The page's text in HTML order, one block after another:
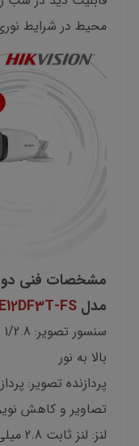
محیط در شرایط
مشخصات فنی
مدل FS
بالا به نور
پردازنده تصویر:
تصاویر و کاهش
لنز: